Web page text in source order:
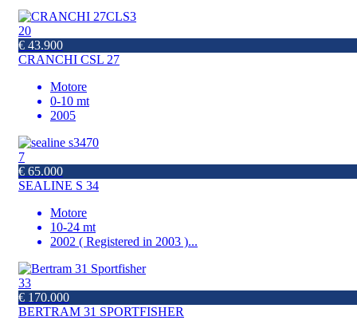
20
€ 43.900
CRANCHI CSL 27
Motore
0-10 mt
2005
7
€ 65.000
SEALINE S 34
Motore
10-24 mt
2002 ( Registered in 2003 )...
33
€ 170.000
BERTRAM 31 SPORTFISHER